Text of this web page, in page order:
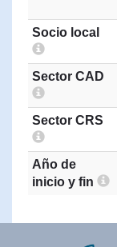
Socio local
Sector CAD
Sector CRS
Año de
inicio y fin